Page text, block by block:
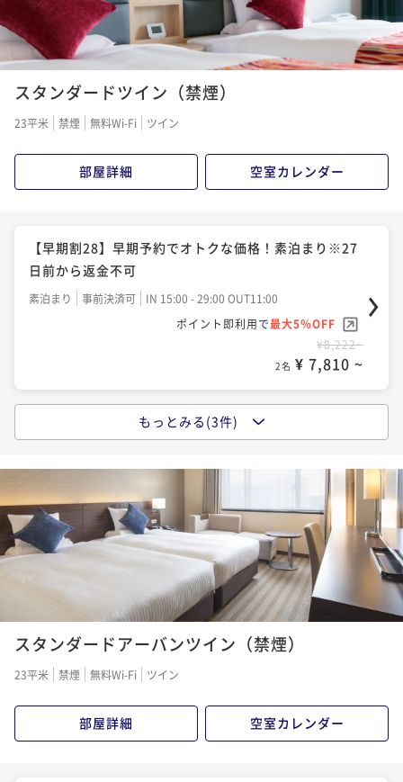
【早期割28】早期予約でオトクな価格！朝食付き※27
日前から返金不可
¥13,766~
2名 ¥ 13,077 ~
【ベストレート／朝食付】早期予約にも直前予約にも
おすすめ
朝食付き 現地決済可 事前決済可
IN 15:00 - 29:00 OUT11:00
ポイント即利用で 最大5％OFF
¥14,680~
¥ 13,946 ~
スタンダードツイン（禁煙）
23平米 禁煙 無料Wi-Fi ツイン
部屋詳細 空室カレンダー
【早期割28】早期予約でオトクな価格！素泊まり※27
日前から返金不可
素泊まり 事前決済可
IN 15:00 - 29:00 OUT11:00
ポイント即利用で最大5％OFF
¥8,222~
2名 ¥ 7,810 ~
【ベストレート／素泊まり】早期・直前予約にもおす
IN 15:00 - 29:00 OUT11:00
ポイント即利用で最大5％OFF
¥9,136~
2名 ¥ 8,679 ~
【早期割28】早期予約でオトクな価格！朝食付き※27
日前から返金不可
¥13,766~
2名 ¥ 13,077 ~
もっとみる(3件)
スタンダードアーバンツイン（禁煙）
23平米 禁煙 無料Wi-Fi ツイン
部屋詳細 空室カレンダー